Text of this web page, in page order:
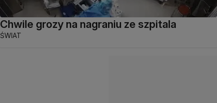
Chwile grozy na nagraniu ze szpitala
ŚWIAT